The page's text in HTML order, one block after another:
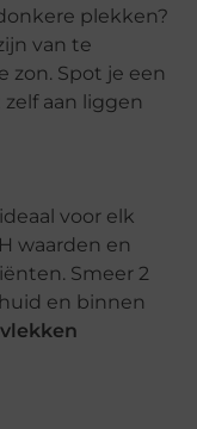
plekken?
van te
zon. Spot je een
aan liggen
voor elk
waarden en
Smeer 2
en binnen